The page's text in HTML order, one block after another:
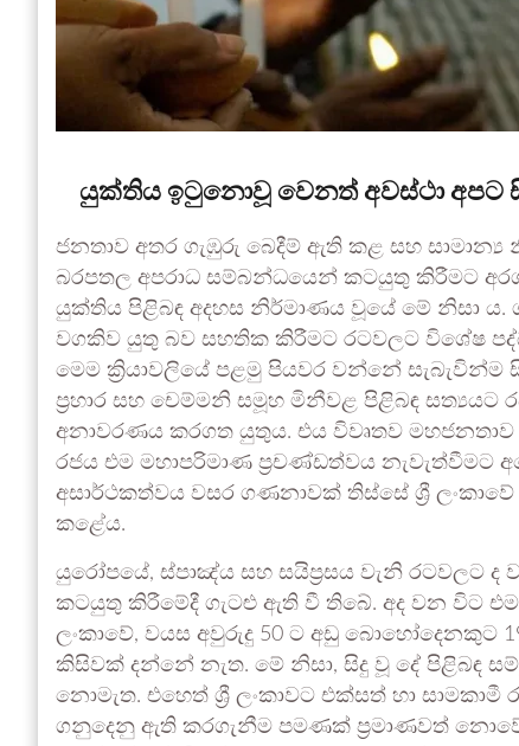
යුක්තිය ඉටුනොවූ වෙනත් අවස්ථා අපට
ජනතාව අතර ගැඹුරු බෙදීම් ඇති කළ සහ
බරපතල අපරාධ සම්බන්ධයෙන් කටයුතු කිරීමට
යුක්තිය පිළිබඳ අදහස නිර්මාණය වූයේ මේ නිසා
වගකිව යුතු බව සහතික කිරීමට රටවලට විශේෂ
මෙම ක්‍රියාවලියේ පළමු පියවර වන්නේ සැබැවින්ම
ප්‍රහාර සහ චෙම්මනි සමූහ මිනීවළ පිළිබඳ සත්‍යයට
අනාවරණය කරගත යුතුය. එය විවෘතව මහජනතාව
රජය එම මහාපරිමාණ ප්‍රචණ්ඩත්වය නැවැත්වීමට
අසාර්ථකත්වය වසර ගණනාවක් තිස්සේ ශ්‍රී
කළේය.
යුරෝපයේ, ස්පාඤ්ය සහ සයිප්‍රසය වැනි රටවලට ද
කටයුතු කිරීමේදී ගැටළු ඇති වී තිබේ. අද වන විට
ලංකාවේ, වයස අවුරුදු 50 ට අඩු බොහෝදෙනකුට
කිසිවක් දන්නේ නැත. මේ නිසා, සිදු වූ දේ පිළිබඳ
නොමැත. එහෙත් ශ්‍රී ලංකාවට එක්සත් හා
ගනුදෙනු ඇති කරගැනීම පමණක් ප්‍රමාණවත්